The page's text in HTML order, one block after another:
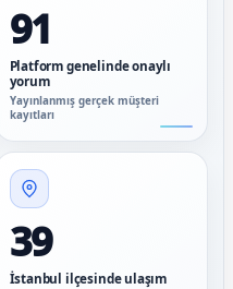
91
Platform genelinde onaylı
yorum
Yayınlanmış gerçek müşteri
kayıtları
39
İstanbul ilçesinde ulaşım